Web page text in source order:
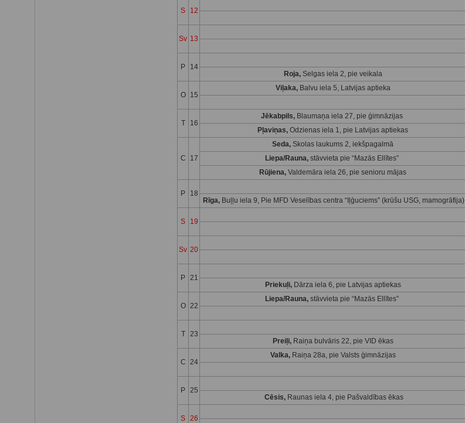
S 12
Sv 13
P
14
Roja,Selgas iela 2, pie veikala
O 15
Viļaka,Balvu iela 5, Latvijas aptieka
T 16
Jēkabpils, Blaumaņa iela 27, pie ģimnāzijas
Pļaviņas, Odzienas iela 1, pie Latvijas aptiekas
C 17
Seda, Skolas laukums 2, iekšpagalmā
Liepa/Rauna, stāvvieta pie “Mazās Ellītes”
Rūjiena, Valdemāra iela 26, pie senioru mājas
P
18
Rīga, Buļļu iela 9, Pie MFD Veselības centra “Iļģuciems” (krūšu USG, mamogrāfija)
S 19
Sv 20
P 21
Priekuļi,Dārza iela 6, pie Latvijas aptiekas
O 22
Liepa/Rauna, stāvvieta pie “Mazās Ellītes”
T
23
Preiļi,Raiņa bulvāris 22, pie VID ēkas
C 24
Valka,Raiņa 28a, pie Valsts ģimnāzijas
P 25
Cēsis,Raunas iela 4, pie Pašvaldības ēkas
S 26